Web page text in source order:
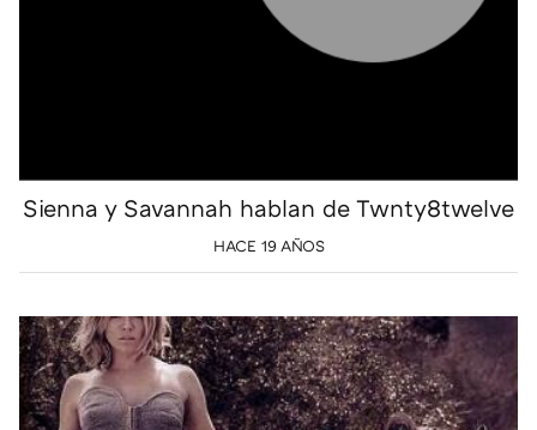
Sienna y Savannah hablan de Twnty8twelve
HACE 19 AÑOS